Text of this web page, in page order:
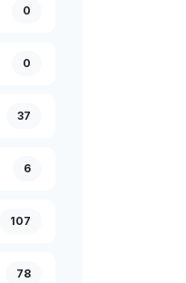
0
0
37
6
107
78